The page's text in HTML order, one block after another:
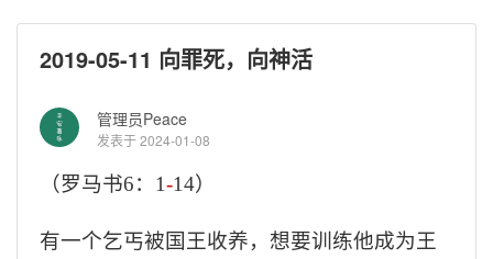
2019-05-11 向罪死，向神活
管理员Peace
发表于 2024-01-08
（罗马书6： 1-14）
有一个乞丐被国王收养，想要训练他成为王